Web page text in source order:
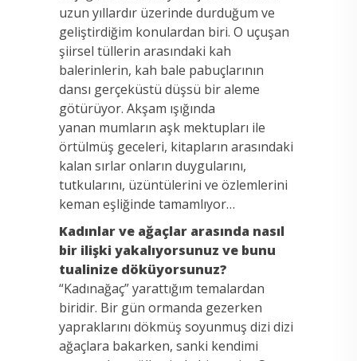
uzun yıllardır üzerinde durduğum ve
geliştirdiğim konulardan biri. O uçuşan
şiirsel tüllerin arasındaki kah
balerinlerin, kah bale pabuçlarının
dansı gerçeküstü düşsü bir aleme
götürüyor. Akşam ışığında
yanan mumların aşk mektupları ile
örtülmüş geceleri, kitapların arasındaki
kalan sırlar onların duygularını,
tutkularını, üzüntülerini ve özlemlerini
keman eşliğinde tamamlıyor…
Kadınlar ve ağaçlar arasında nasıl
bir ilişki yakalıyorsunuz ve bunu
tualinize döküyorsunuz?
“Kadınağaç” yarattığım temalardan
biridir. Bir gün ormanda gezerken
yapraklarını dökmüş soyunmuş dizi dizi
ağaçlara bakarken, sanki kendimi